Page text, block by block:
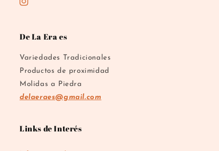
Instagram
De La Era es
Variedades Tradicionales
Productos de proximidad
Molidas a Piedra
delaeraes@gmail.com
Links de Interés